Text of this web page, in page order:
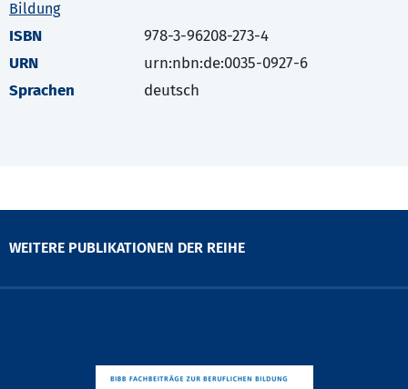
Bildung
ISBN
978-3-96208-273-4
URN
urn:nbn:de:0035-0927-6
Sprachen
deutsch
WEITERE PUBLIKATIONEN DER REIHE